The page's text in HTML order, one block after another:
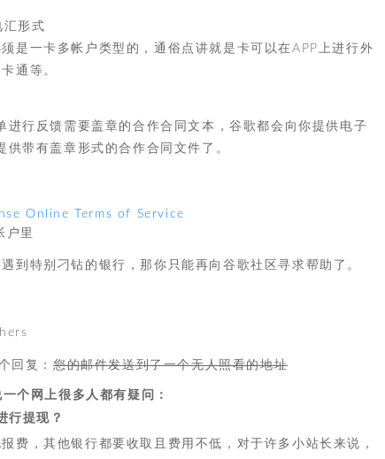
形式
是一卡多帐户类型的，通俗点讲就是卡可以在APP上进行外
通等。
行反馈需要盖章的合作合同文本，谷歌都会向你提供电子
带有盖章形式的合作合同文件了。
Online Terms of Service
户里
到特别刁钻的银行，那你只能再向谷歌社区寻求帮助了。
回复：您的邮件发送到了一个无人照看的地址
个网上很多人都有疑问：
行提现？
费，其他银行都要收取且费用不低，对于许多小站长来说，